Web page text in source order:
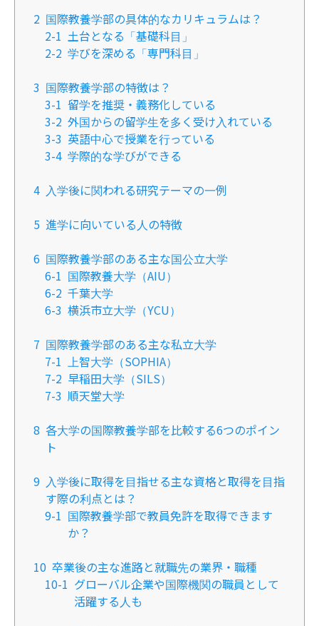
2 国際教養学部の具体的なカリキュラムは？
2-1 土台となる「基礎科目」
2-2 学びを深める「専門科目」
3 国際教養学部の特徴は？
3-1 留学を推奨・義務化している
3-2 外国からの留学生を多く受け入れている
3-3 英語中心で授業を行っている
3-4 ​学際的な学びができる
4 入学後に関われる研究テーマの一例
5 進学に向いている人の特徴
6 国際教養学部のある主な国公立大学
6-1 国際教養大学（AIU）
6-2 千葉大学
6-3 横浜市立大学（YCU）
7 国際教養学部のある主な私立大学
7-1 上智大学（SOPHIA）
7-2 早稲田大学（SILS）
7-3 順天堂大学
8 各大学の国際教養学部を比較する6つのポイン
ト
9 入学後に取得を目指せる主な資格と取得を目指
す際の利点とは？
9-1 国際教養学部で教員免許を取得できます
か？
10 卒業後の主な進路と就職先の業界・職種
10-1 グローバル企業や国際機関の職員として
活躍する人も